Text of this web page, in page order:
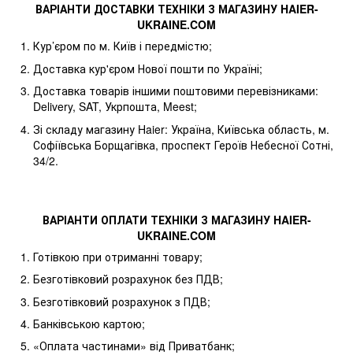
ВАРІАНТИ ДОСТАВКИ ТЕХНІКИ З МАГАЗИНУ HAIER-
UKRAINE.COM
Кур’єром по м. Київ і передмістю;
Доставка кур'єром Нової пошти по Україні;
Доставка товарів іншими поштовими перевізниками:
Delivery, SAT, Укрпошта, Meest;
Зі складу магазину Haier: Україна, Київська область, м.
Софіївська Борщагівка, проспект Героїв Небесної Сотні,
34/2.
ВАРІАНТИ ОПЛАТИ ТЕХНІКИ З МАГАЗИНУ HAIER-
UKRAINE.COM
Готівкою при отриманні товару;
Безготівковий розрахунок без ПДВ;
Безготівковий розрахунок з ПДВ;
Банківською картою;
«Оплата частинами» від Приватбанк;